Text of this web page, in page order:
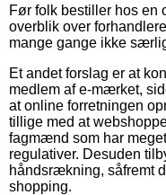
Før folk bestiller hos en
overblik over
mange gange ikke
Et andet forslag er at
medlem af e-mærket,
at online forretningen
tillige med at
fagmænd som har
regulativer. Desuden
håndsrækning, såfremt
shopping.